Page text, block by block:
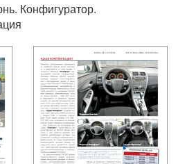
Конфигуратор.